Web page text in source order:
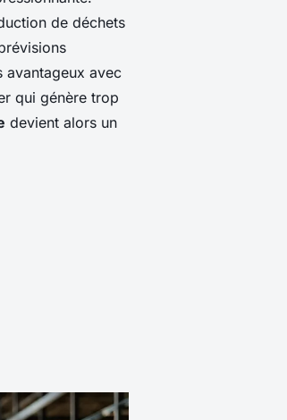
de déchets
avantageux avec
qui génère trop
devient alors un